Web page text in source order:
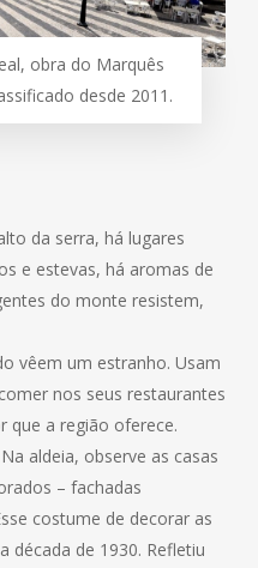
obra do Marquês
desde 2011.
da serra, há lugares
e estevas, há aromas de
do monte resistem,
vêem um estranho. Usam
nos seus restaurantes
que a região oferece.
aldeia, observe as casas
– fachadas
costume de decorar as
década de 1930. Refletiu